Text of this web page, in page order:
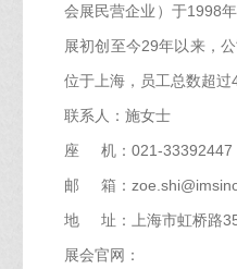
会展民营企业）于1998
展初创至今29年以来，
位于上海，员工总数超过
联系人：施女士
座 机：021-33392447
邮 箱：
地 址：上海市虹桥路
展会官网：